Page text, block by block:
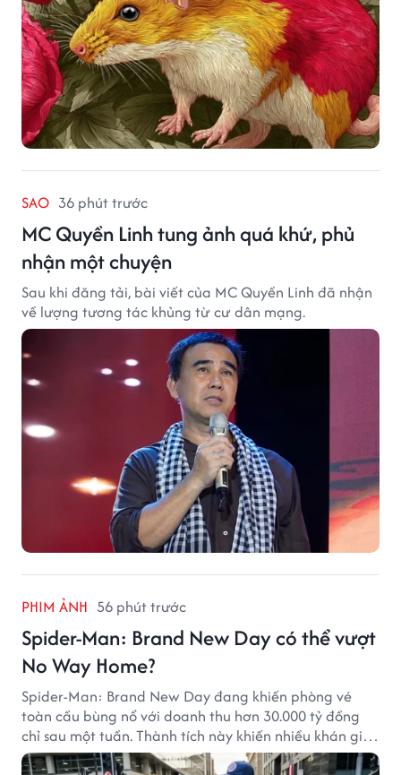
SAO 36 phút trước
MC Quyền Linh tung ảnh quá khứ, phủ
nhận một chuyện
Sau khi đăng tải, bài viết của MC Quyền Linh đã nhận
về lượng tương tác khủng từ cư dân mạng.
PHIM ẢNH 56 phút trước
Spider-Man: Brand New Day có thể vượt
No Way Home?
Spider-Man: Brand New Day đang khiến phòng vé
toàn cầu bùng nổ với doanh thu hơn 30.000 tỷ đồng
chỉ sau một tuần. Thành tích này khiến nhiều khán giả
đặt câu hỏi liệu bộ phim mới của Tom Holland có thể